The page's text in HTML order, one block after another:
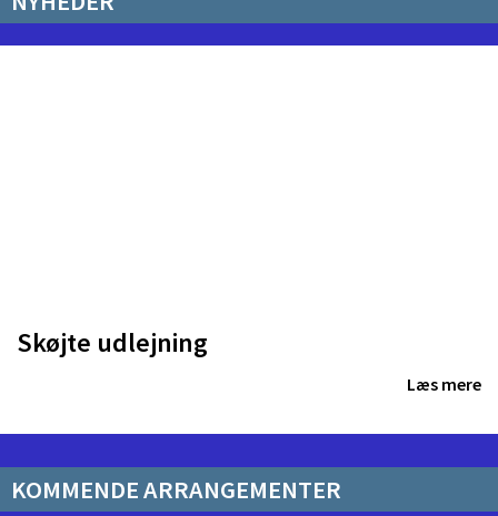
Skøjte udlejning
Læs mere
KOMMENDE ARRANGEMENTER